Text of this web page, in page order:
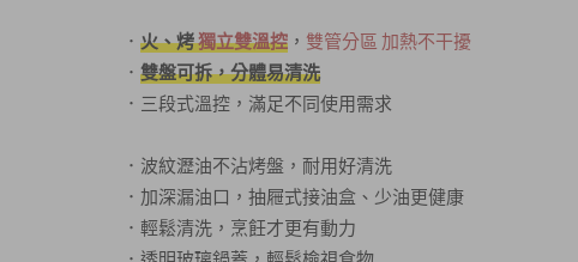
． 火、烤獨立雙溫控 ， 雙管分區 加熱不干擾
． 雙盤可拆，分體易清洗
．三段式溫控，滿足不同使用需求
．波紋瀝油不沾烤盤，耐用好清洗
．加深漏油口，抽屜式接油盒、少油更健康
．輕鬆清洗，烹飪才更有動力